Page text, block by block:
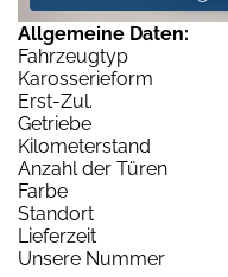
Allgemeine Daten:
Fahrzeugtyp
Karosserieform
Erst-Zul.
Getriebe
Kilometerstand
Anzahl der Türen
Farbe
Standort
Lieferzeit
Unsere Nummer